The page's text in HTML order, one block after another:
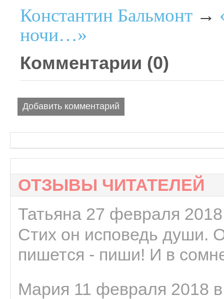
Константин Бальмонт →
ночи…»
Комментарии (0)
Добавить комментарий
ОТЗЫВЫ ЧИТАТЕЛЕЙ
Татьяна 27 февраля
Стих он исповедь души.
пишется - пиши! И в
Мария 11 февраля 2018